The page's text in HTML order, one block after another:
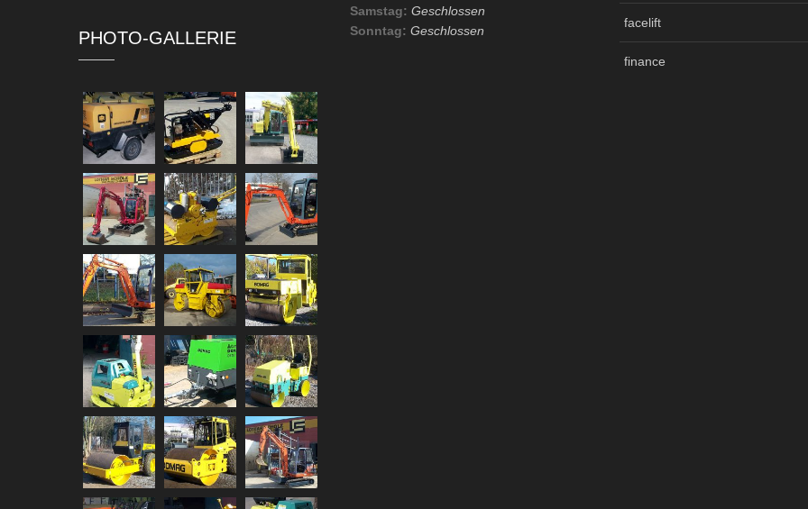
PHOTO-GALLERIE
Samstag: Geschlossen
Sonntag: Geschlossen
facelift
finance